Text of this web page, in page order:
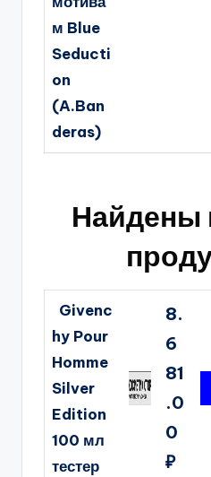
м Blue
Seducti
on
(A.Ban
deras)
Найдены
Givenc
hy Pour
Homme
Silver
Edition
100 мл
тестер
8.
6
81
.0
0
₽